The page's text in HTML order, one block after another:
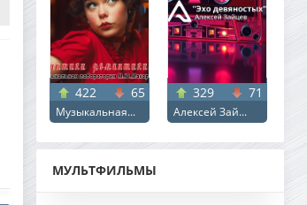
422 65
Музыкальная...
329 71
Алексей Зай...
МУЛЬТФИЛЬМЫ